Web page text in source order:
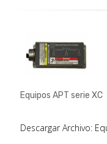
Equipos APT serie XC
Descargar Archivo: